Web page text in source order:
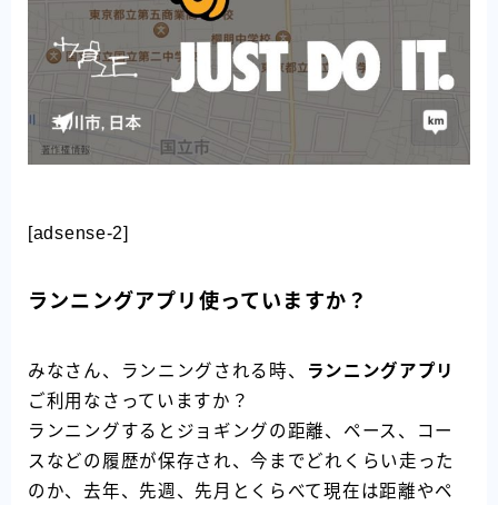
[adsense-2]
ランニングアプリ使っていますか？
みなさん、ランニングされる時、
ランニングアプリ
ご利用なさっていますか？
ランニングするとジョギングの距離、ペース、コー
スなどの履歴が保存され、今までどれくらい走った
のか、去年、先週、先月とくらべて現在は距離やペ